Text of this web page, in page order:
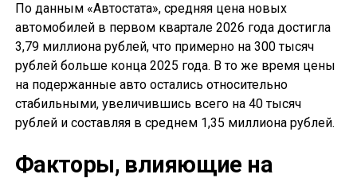
По данным «Автостата», средняя цена новых
автомобилей в первом квартале 2026 года достигла
3,79 миллиона рублей, что примерно на 300 тысяч
рублей больше конца 2025 года. В то же время цены
на подержанные авто остались относительно
стабильными, увеличившись всего на 40 тысяч
рублей и составляя в среднем 1,35 миллиона рублей.
Факторы, влияющие на